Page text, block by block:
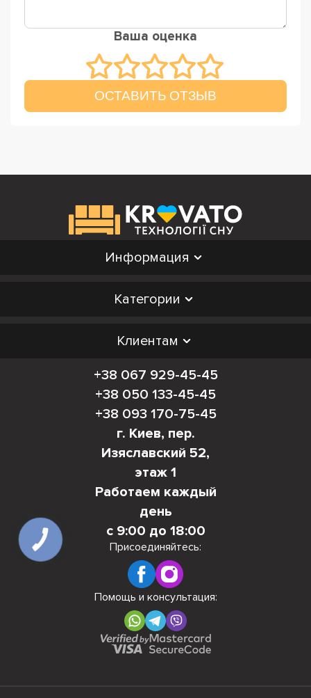
Ваша оценка
ОСТАВИТЬ ОТЗЫВ
Информация
Категории
Клиентам
+38 067 929-45-45
+38 050 133-45-45
+38 093 170-75-45
г. Киев, пер.
Изяславский 52,
этаж 1
Работаем каждый
день
с 9:00 до 18:00
Присоединяйтесь:
Помощь и консультация:
КНОПКА
СВЯЗИ